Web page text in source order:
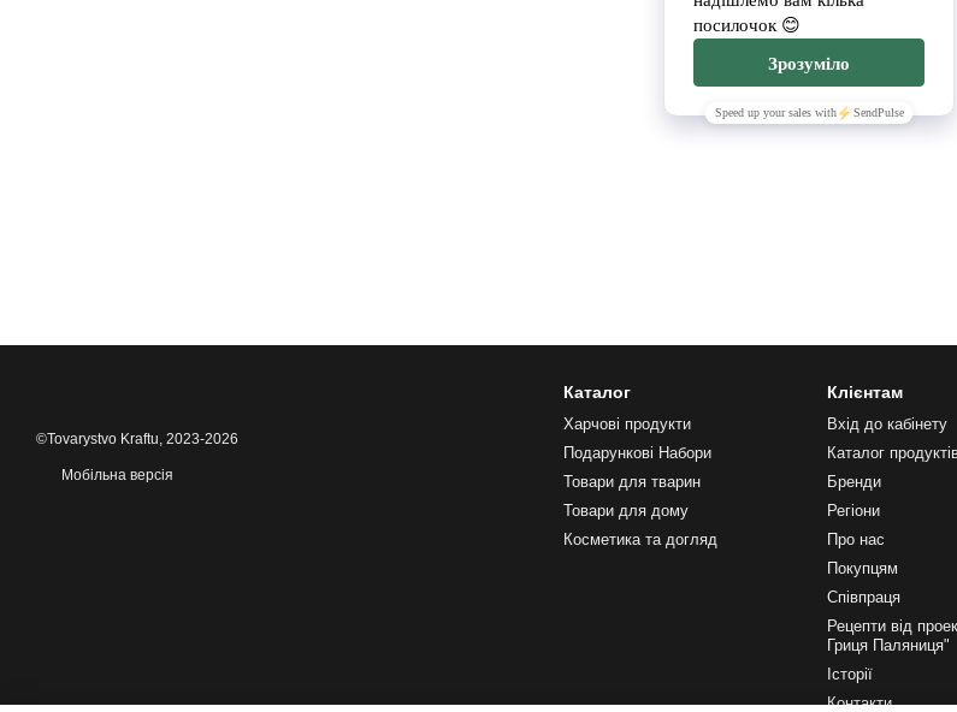
©Tovarystvo Kraftu, 2023-2026
Мобільна версія
Каталог
Харчові продукти
Подарункові Набори
Товари для тварин
Товари для дому
Косметика та догляд
Клієнтам
Вхід до кабінету
Каталог
Бренди
Регіони
Про нас
Покупцям
Співпраця
Рецепти від
Гриця Паляниця"
Історії
Контакти